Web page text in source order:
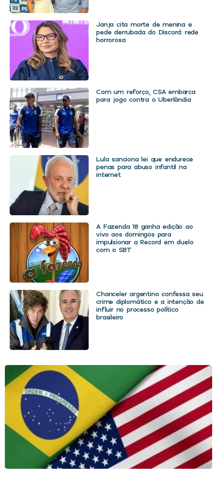
Janja cita morte de menina e
pede derrubada do Discord: rede
horrorosa
Com um reforço, CSA embarca
para jogo contra o Uberlândia
Lula sanciona lei que endurece
penas para abuso infantil na
internet
A Fazenda 18 ganha edição ao
vivo aos domingos para
impulsionar a Record em duelo
com o SBT
Chanceler argentino confessa seu
crime diplomático e a intenção de
influir no processo político
brasileiro